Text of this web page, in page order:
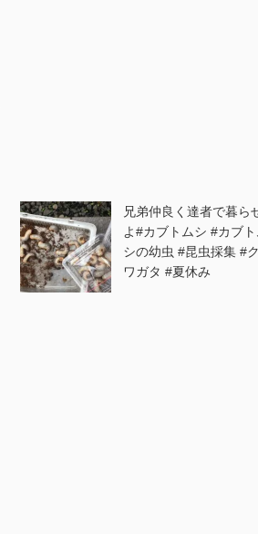
兄弟仲良く達者で暮ら
よ#カブトムシ #カブト
シの幼虫 #昆虫採集 #ク
ワガタ #夏休み